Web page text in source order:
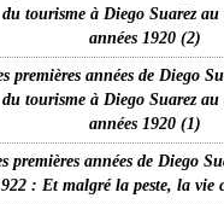
du tourisme à Diego Suarez au
années 1920 (2)
premières années de Diego
du tourisme à Diego Suarez au
années 1920 (1)
premières années de Diego
: Et malgré la peste, la